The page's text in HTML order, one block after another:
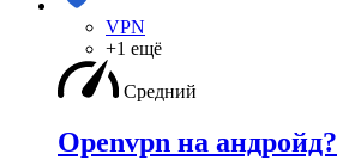
VPN
+1 ещё
Средний
Openvpn на андройд?